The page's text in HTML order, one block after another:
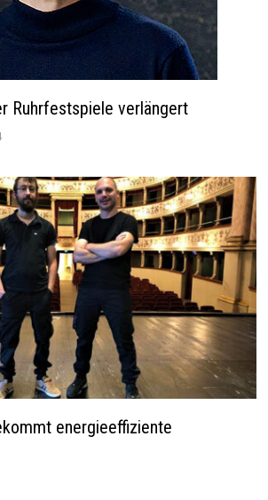
Ruhrfestspiele verlängert
energieeffiziente